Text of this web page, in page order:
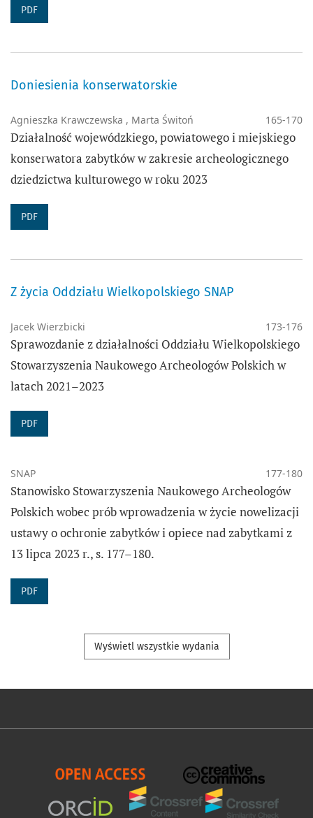
PDF
Doniesienia konserwatorskie
Agnieszka Krawczewska , Marta Świtoń 165-170
Działalność wojewódzkiego, powiatowego i miej­skiego
konserwatora zabytków w zakresie archeologicznego
dziedzictwa kulturowego w roku 2023
PDF
Z życia Oddziału Wielkopolskiego SNAP
Jacek Wierzbicki 173-176
Sprawozdanie z działalności Oddziału Wielkopolskiego
Stowarzyszenia Naukowego Archeologów Polskich w
latach 2021–2023
PDF
SNAP 177-180
Stanowisko Stowarzyszenia Naukowego Archeologów
Polskich wobec prób wprowadzenia w życie nowelizacji
ustawy o ochronie zabytków i opiece nad zabytkami z
13 lipca 2023 r., s. 177–180.
PDF
Wyświetl wszystkie wydania